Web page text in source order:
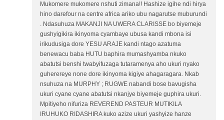
Mukomere mukomere nshuti zimana!! Hashize igihe ndi hirya
hino darefour na centre africa ariko ubu nagarutse muburundi
. Ndasuhuza MAKANJI NA UWERA CLARISSE bo biyemeje
gushyigikira ikinyoma cyambaye ubusa kandi mbona isi
irikudusiga dore YESU ARAJE kandi ntago azatuma
benewacu baba HUTU baphira mumashyamba nkuko
abatutsi benshi twabyifuzaga tutaramenya aho ukuri nyako
guherereye none dore ikinyoma kigiye ahagaragara. Nkab
nsuhuza na MURPHY ; RUGWE nabandi bose bavugisha
ukuri cyane cyane abatutsi nkanjye biyemeje guphira ukuri.
Mpitiyeho nifuriza REVEREND PASTEUR MUTIKILA
IRUHUKO RIDASHIRA kuko azize ukuri yashyize hanze